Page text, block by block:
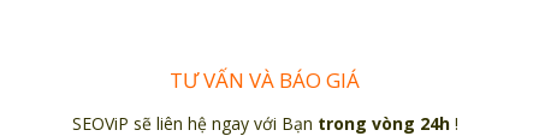
TƯ VẤN VÀ BÁO GIÁ
SEOViP sẽ liên hệ ngay với Bạn trong vòng 24h!